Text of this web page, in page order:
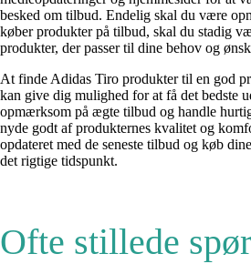
besked om tilbud. Endelig skal du være
køber produkter på tilbud, skal du stadig
produkter, der passer til dine behov og
At finde Adidas Tiro produkter til en god
kan give dig mulighed for at få det bedste
opmærksom på ægte tilbud og handle
nyde godt af produkternes kvalitet og
opdateret med de seneste tilbud og køb
det rigtige tidspunkt.
Ofte stillede